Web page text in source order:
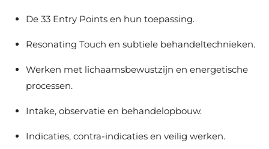
De 33 Entry Points en hun toepassing.
Resonating Touch en subtiele behandeltechnieken.
Werken met lichaamsbewustzijn en energetische
processen.
Intake, observatie en behandelopbouw.
Indicaties, contra-indicaties en veilig werken.